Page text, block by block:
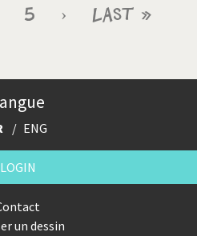
Page
5
Page
›
Dernière
Last »
ENG
LOGIN
un dessin